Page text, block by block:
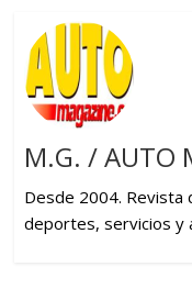
M.G. / AUTO
Desde 2004. Revista
deportes, servicios y